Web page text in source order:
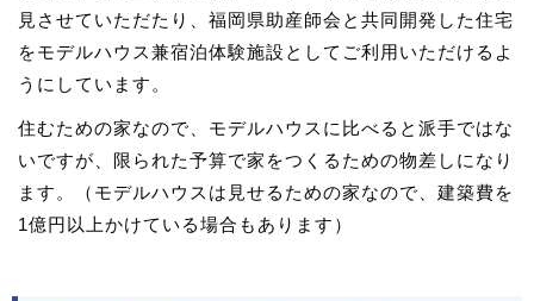
見させていただたり、福岡県助産師会と共同開発した住宅
をモデルハウス兼宿泊体験施設としてご利用いただけるよ
うにしています。
住むための家なので、モデルハウスに比べると派手ではな
いですが、限られた予算で家をつくるための物差しになり
ます。（モデルハウスは見せるための家なので、建築費を
1億円以上かけている場合もあります）